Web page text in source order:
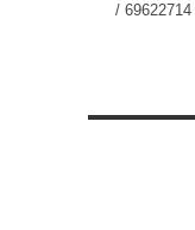
خدمة تصليح سيارات متنقلة غرناطة / 69622714‬ /